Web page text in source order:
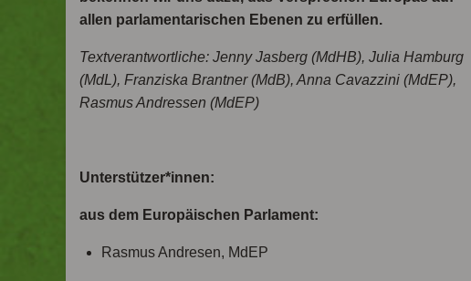
allen parlamentarischen Ebenen zu erfüllen.
Textverantwortliche: Jenny Jasberg (MdHB), Julia Hamburg
(MdL), Franziska Brantner (MdB), Anna Cavazzini (MdEP),
Rasmus Andressen (MdEP)
Unterstützer*innen:
aus dem Europäischen Parlament:
Rasmus Andresen, MdEP